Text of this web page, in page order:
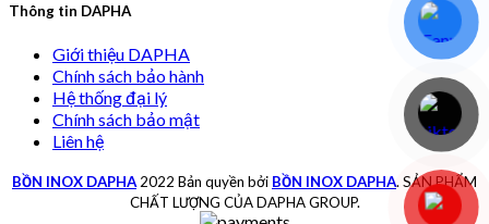
Thông tin DAPHA
Giới thiệu DAPHA
Chính sách bảo hành
Hệ thống đại lý
Chính sách bảo mật
Liên hệ
BỒN INOX DAPHA 2022 Bản quyền bởi BỒN INOX DAPHA. SẢN PHẨM
CHẤT LƯỢNG CỦA DAPHA GROUP.